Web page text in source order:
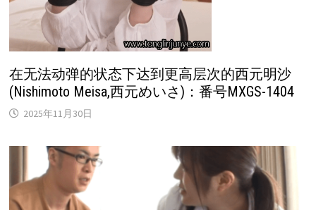
在无法动弹的状态下达到更高层次的西元明沙
(Nishimoto Meisa,西元めいさ)：番号MXGS-1404
2025年11月30日